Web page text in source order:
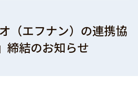
（エフナン）の連携協
締結のお知らせ